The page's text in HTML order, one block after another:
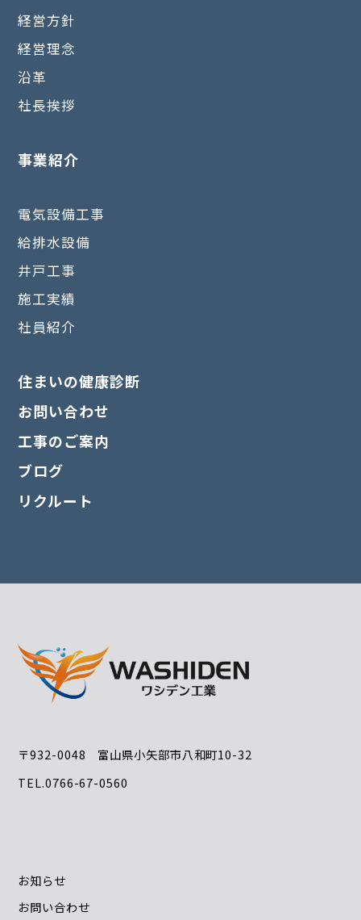
経営方針
経営理念
沿革
社長挨拶
事業紹介
電気設備工事
給排水設備
井戸工事
施工実績
社員紹介
住まいの健康診断
お問い合わせ
工事のご案内
ブログ
リクルート
〒932-0048 富山県小矢部市八和町10-32
TEL.0766-67-0560
お知らせ
お問い合わせ